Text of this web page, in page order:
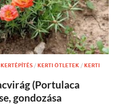
KERTÉPÍTÉS / KERTI ÖTLETEK / KERTI
(Portulaca
gondozása